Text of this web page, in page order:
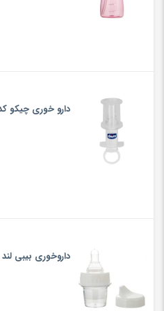
دارو خوری چیکو کد
داروخوری بیبی لند مدل 382 ظرفیت 15